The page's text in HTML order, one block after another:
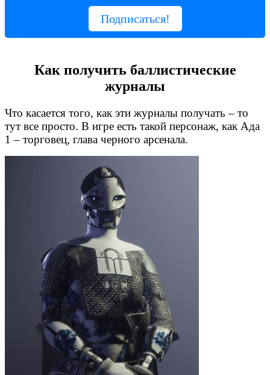
Подписаться!
Как получить баллистические
журналы
Что касается того, как эти журналы получать – то
тут все просто. В игре есть такой персонаж, как Ада
1 – торговец, глава черного арсенала.